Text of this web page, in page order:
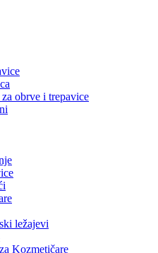
obrve i trepavice
ležajevi
Kozmetičare